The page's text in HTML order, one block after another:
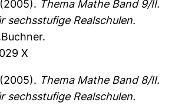
Thema Mathe Band 9/II.
sechsstufige Realschulen.
X
Thema Mathe Band 8/II.
sechsstufige Realschulen.